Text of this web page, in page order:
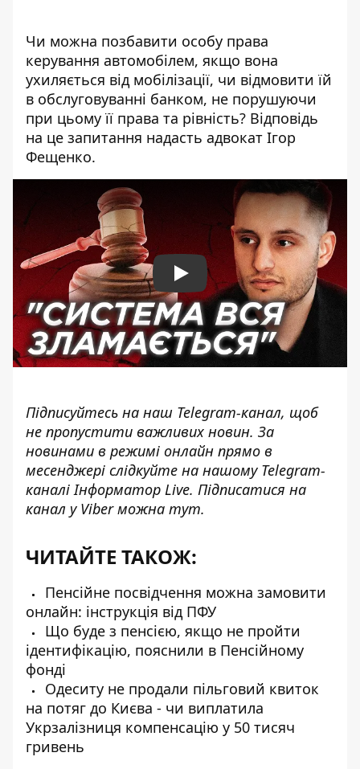
Чи можна позбавити особу права
керування автомобілем, якщо вона
ухиляється від мобілізації, чи відмовити їй
в обслуговуванні банком, не порушуючи
при цьому її права та рівність? Відповідь
на це запитання надасть адвокат Ігор
Фещенко.
Play
Підписуйтесь на наш Telegram-канал, щоб
не пропустити важливих новин. За
новинами в режимі онлайн прямо в
месенджері слідкуйте на нашому Telegram-
каналіІнформатор Live. Підписатися на
канал у Viber можна тут.
ЧИТАЙТЕ ТАКОЖ:
Пенсійне посвідчення можна замовити
онлайн: інструкція від ПФУ
Що буде з пенсією, якщо не пройти
ідентифікацію, пояснили в Пенсійному
фонді
Одеситу не продали пільговий квиток
на потяг до Києва - чи виплатила
Укрзалізниця компенсацію у 50 тисяч
гривень